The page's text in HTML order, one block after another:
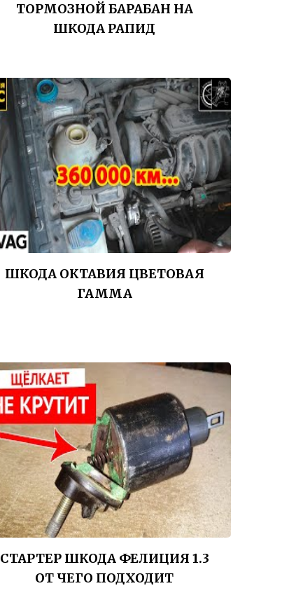
ТОРМОЗНОЙ БАРАБАН НА
ШКОДА РАПИД
ШКОДА ОКТАВИЯ ЦВЕТОВАЯ
ГАММА
СТАРТЕР ШКОДА ФЕЛИЦИЯ 1.3
ОТ ЧЕГО ПОДХОДИТ